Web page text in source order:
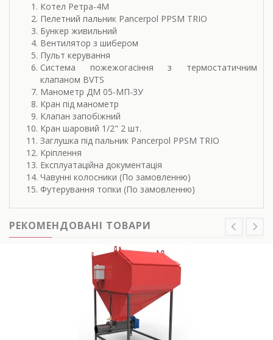
Котел Ретра-4М
Пелетний пальник Pancerpol PPSM TRIO
Бункер живильний
Вентилятор з шибером
Пульт керування
Система пожежогасіння з термостатичним
клапаном BVTS
Манометр ДМ 05-МП-ЗУ
Кран під манометр
Клапан запобіжний
Кран шаровий 1/2" 2 шт.
Заглушка під пальник Pancerpol PPSM TRIO
Кріплення
Експлуатаційна документація
Чавунні колосники (По замовленню)
Футерування топки (По замовленню)
РЕКОМЕНДОВАНІ ТОВАРИ